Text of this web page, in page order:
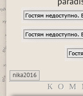
nika2016